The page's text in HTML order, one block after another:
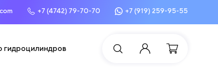
+7 (4742) 79-70-70 +7 (919) 259-95-55
гидроцилиндров